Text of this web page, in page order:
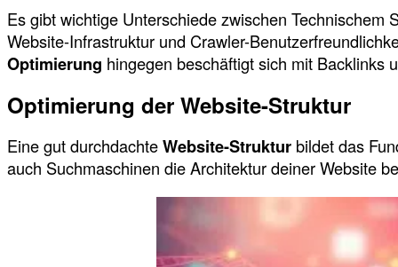
Es gibt wichtige Unterschiede zwischen Technischem
Website-Infrastruktur und Crawler-
Optimierung hingegen beschäftigt sich mit Backlinks
Optimierung der Website-Struktur
Eine gut durchdachteWebsite-Struktur bildet das
auch Suchmaschinen die Architektur deiner Website